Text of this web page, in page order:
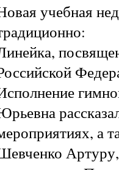
учебная
а